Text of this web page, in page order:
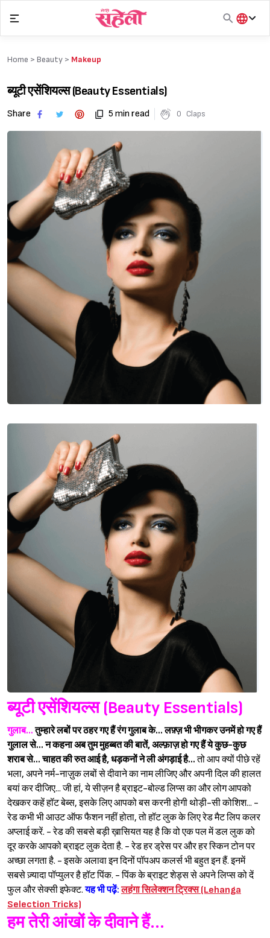
Sign in
content
हिंदी
Home > Beauty > Makeup
ब्यूटी एसेंशियल्स (Beauty Essentials)
Share 5 min read 0 Claps
ब्यूटी एसेंशियल्स (Beauty Essentials)
गुलाब... तुम्हारे लबों पर ठहर गए हैं रंग गुलाब के... लफ़्ज़ भी भीगकर उनमें हो गए हैं
गुलाल से... न कहना अब तुम मुहब्बत की बातें, अल्फ़ाज़ हो गए हैं ये कुछ-कुछ
शराब से... चाहत की रुत आई है, धड़कनों ने ली अंगड़ाई है...तो आप क्यों पीछे रहें
भला, अपने नर्म-नाज़ुक लबों से दीवाने का नाम लीजिए और अपनी दिल की हालत
बयां कर दीजिए... जी हां, ये सीज़न है ब्राइट-बोल्ड लिप्स का और लोग आपको
देखकर कहें हॉट बेब्स, इसके लिए आपको बस करनी होगी थोड़ी-सी कोशिश... -
रेड कभी भी आउट ऑफ फैशन नहीं होता, तो हॉट लुक के लिए रेड मैट लिप कलर
अप्लाई करें. - रेड की सबसे बड़ी ख़ासियत यह है कि वो एक पल में डल लुक को
दूर करके आपको ब्राइट लुक देता है. - रेड हर ड्रेस पर और हर स्किन टोन पर
अच्छा लगता है. - इसके अलावा इन दिनों पॉपअप कलर्स भी बहुत इन हैं. इनमें
सबसे ज़्यादा पॉप्युलर है हॉट पिंक. - पिंक के ब्राइट शेड्स से अपने लिप्स को दें
फुल और सेक्सी इफेक्ट.यह भी पढ़ें:लहंगा सिलेक्शन ट्रिक्स (Lehanga
Selection Tricks)
हम तेरी आंखों के दीवाने हैं...